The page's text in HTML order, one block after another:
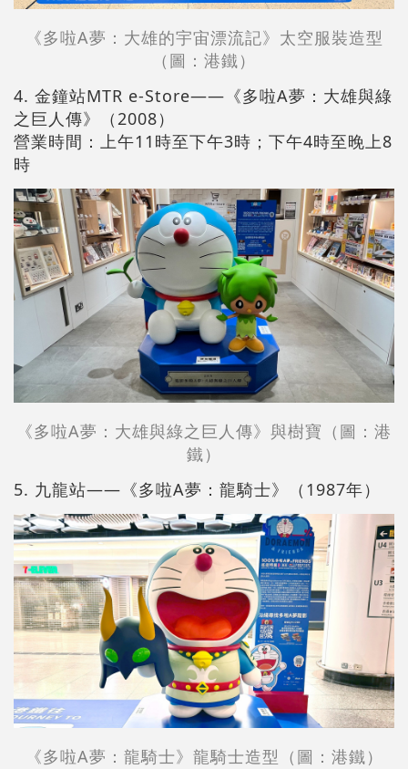
《多啦A夢：大雄的宇宙漂流記》太空服裝造型
（圖：港鐵）
4. 金鐘站MTR e-Store——《多啦A夢：大雄與綠
之巨人傳》（2008）
營業時間：上午11時至下午3時；下午4時至晚上8
時
《多啦A夢：大雄與綠之巨人傳》與樹寶（圖：港
鐵）
5. 九龍站——《多啦A夢：龍騎士》（1987年）
《多啦A夢：龍騎士》龍騎士造型（圖：港鐵）